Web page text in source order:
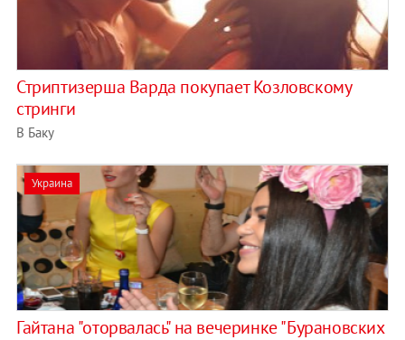
Стриптизерша Варда покупает Козловскому
стринги
В Баку
Украина
Гайтана "оторвалась" на вечеринке "Бурановских